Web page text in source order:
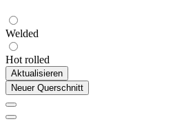
Welded
Hot rolled
Aktualisieren
Neuer Querschnitt